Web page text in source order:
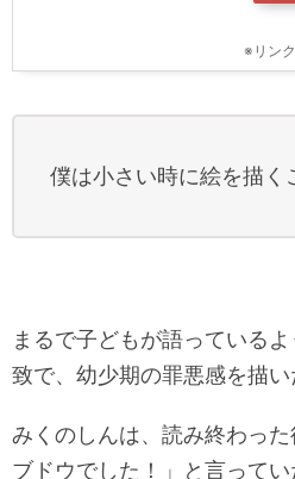
※リン
僕は小さい時に絵を描く
まるで子どもが語っている
致で、幼少期の罪悪感を描い
みくのしんは、読み終わっ
ブドウでした！」と言ってい